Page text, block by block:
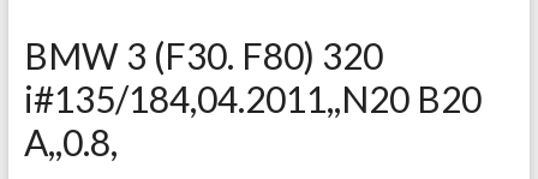
BMW 3 (F30. F80) 320
i#135/184,04.2011,,N20 B20
A,,0.8,